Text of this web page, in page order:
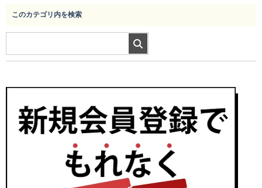
このカテゴリ内を検索